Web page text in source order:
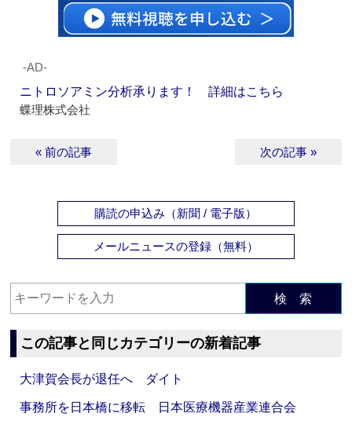
‐AD‐
ニトロソアミン分析承ります！ 詳細はこちら
蝶理株式会社
« 前の記事 次の記事 »
購読の申込み（新聞 / 電子版）
メールニュースの登録（無料）
検 索
この記事と同じカテゴリーの新着記事
大津賀会長が退任へ ダイト
事務所を日本橋に移転 日本医療機器産業連合会